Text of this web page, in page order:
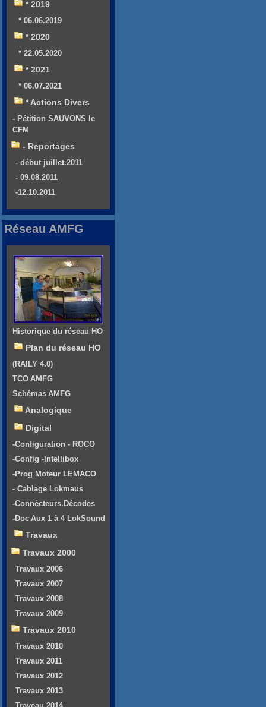
* 2019
* 06.06.2019
* 2020
* 22.05.2020
* 2021
* 06.07.2021
* Actions Divers
- Pétition SAUVONS le
CFM
- Reportages
- début juillet.2011
- 09.08.2011
-12.10.2011
Réseau AMFG
Historique du réseau HO
Plan du réseau HO
(RAILY 4.0)
TCO AMFG
Schémas AMFG
Analogique
Digital
-Configuration - ROCO
-Config -Intellibox
-Prog Moteur LEMACO
- Cablage Lokmaus
-Connécteurs.Décodes
-Doc Aux 1 à 4 LokSound
Travaux
Travaux 2000
Travaux 2006
Travaux 2007
Travaux 2008
Travaux 2009
Travaux 2010
Travaux 2010
Travaux 2011
Travaux 2012
Travaux 2013